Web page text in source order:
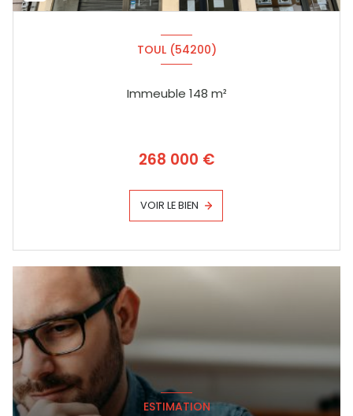
TOUL (54200)
Immeuble 148 m²
268 000 €
VOIR LE BIEN
ESTIMATION